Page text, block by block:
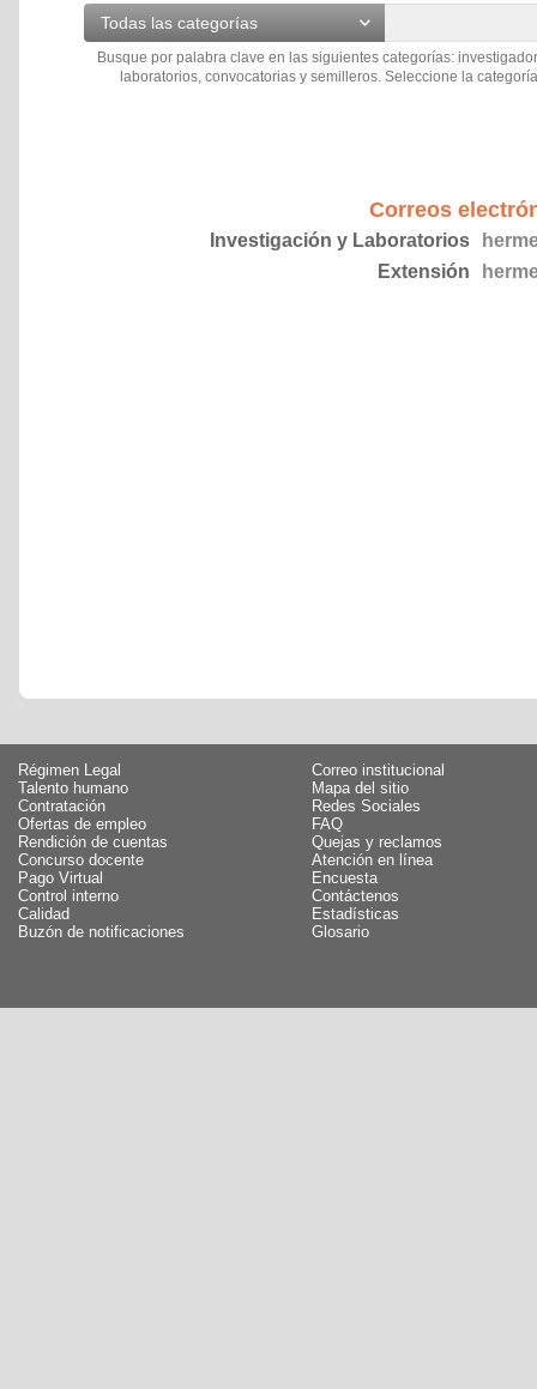
Todas las categorías
Busque por palabra clave en las siguientes categorías:
laboratorios, convocatorias y semilleros. Seleccione la
Correos
Investigación y Laboratorios
Extensión
Régimen Legal
Talento humano
Contratación
Ofertas de empleo
Rendición de cuentas
Concurso docente
Pago Virtual
Control interno
Calidad
Buzón de notificaciones
Correo institucional
Mapa del sitio
Redes Sociales
FAQ
Quejas y reclamos
Atención en línea
Encuesta
Contáctenos
Estadísticas
Glosario